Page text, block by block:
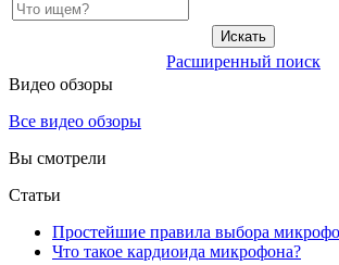
Расширенный поиск
Видео обзоры
Все видео обзоры
Вы смотрели
Статьи
Простейшие правила выбора
Что такое кардиоида микрофона?